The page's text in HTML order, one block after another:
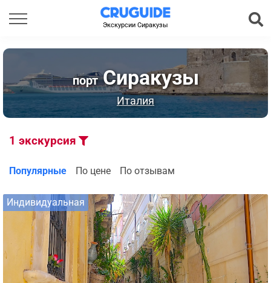
Экскурсии Сиракузы
портСиракузы
Италия
1 экскурсия
Популярные По цене По отзывам
Индивидуальная